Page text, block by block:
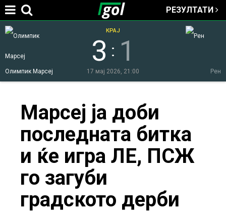
Jump to navigation
РЕЗУЛТАТИ
Олимпик Марсеј Рен
3 : 1
КРАЈ
17 мај 2026, 21:00
here
Марсеј ја доби
последната битка
и ќе игра ЛЕ, ПСЖ
го загуби
градското дерби